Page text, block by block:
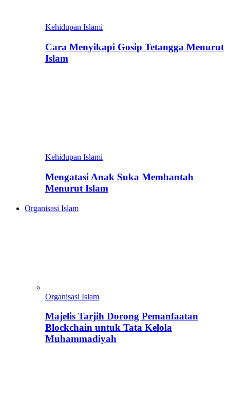
Kehidupan Islami
Cara Menyikapi Gosip Tetangga Menurut
Islam
Kehidupan Islami
Mengatasi Anak Suka Membantah
Menurut Islam
Organisasi Islam
Organisasi Islam
Majelis Tarjih Dorong Pemanfaatan
Blockchain untuk Tata Kelola
Muhammadiyah